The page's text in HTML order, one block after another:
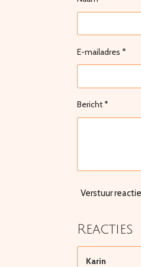
E-mailadres *
Bericht *
Verstuur reactie
Reacties
Karin